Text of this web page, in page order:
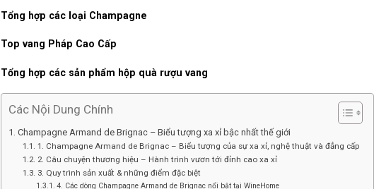
Tổng hợp các loại Champagne
Top vang Pháp Cao Cấp
Tổng hợp các sản phẩm hộp quà rượu vang
Các Nội Dung Chính
Champagne Armand de Brignac – Biểu tượng xa xỉ bậc nhất thế giới
1. Champagne Armand de Brignac – Biểu tượng của sự xa xỉ, nghệ thuật và đẳng cấp
2. Câu chuyện thương hiệu – Hành trình vươn tới đỉnh cao xa xỉ
3. Quy trình sản xuất & những điểm đặc biệt
4. Các dòng Champagne Armand de Brignac nổi bật tại WineHome